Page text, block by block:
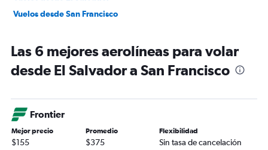
Vuelos desde San Francisco
Las 6 mejores aerolíneas para volar
desde El Salvador a San Francisco
Frontier
Mejor precio
$155
Promedio
$375
Flexibilidad
Sin tasa de cancelación